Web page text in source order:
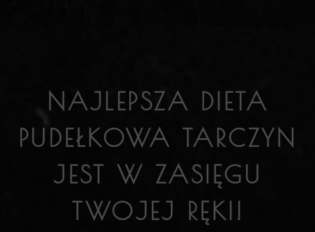
NAJLEPSZA DIETA
PUDEŁKOWA TARCZYN
JEST W ZASIĘGU
TWOJEJ RĘKI!